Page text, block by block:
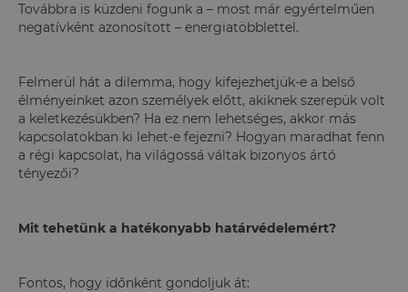
Továbbra is küzdeni fogunk a – most már egyértelműen
negatívként azonosított – energiatöbblettel.
Felmerül hát a dilemma, hogy kifejezhetjük-e a belső
élményeinket azon személyek előtt, akiknek szerepük volt
a keletkezésükben? Ha ez nem lehetséges, akkor más
kapcsolatokban ki lehet-e fejezni? Hogyan maradhat fenn
a régi kapcsolat, ha világossá váltak bizonyos ártó
tényezői?
Mit tehetünk a hatékonyabb határvédelemért?
Fontos, hogy időnként gondoljuk át: